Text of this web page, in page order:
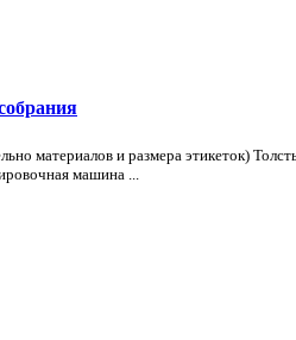
материалов и размера этикеток)
машина ...